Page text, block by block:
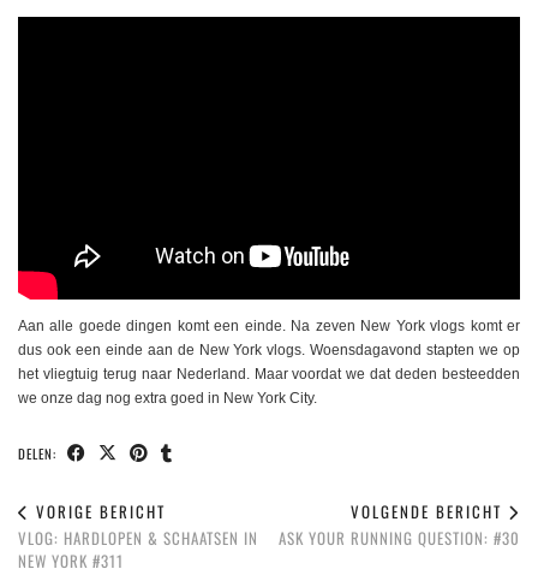
Aan alle goede dingen komt een einde. Na zeven New York vlogs komt er
dus ook een einde aan de New York vlogs. Woensdagavond stapten we op
het vliegtuig terug naar Nederland. Maar voordat we dat deden besteedden
we onze dag nog extra goed in New York City.
DELEN:
VORIGE BERICHT
VLOG: HARDLOPEN & SCHAATSEN IN
NEW YORK #311
VOLGENDE BERICHT
ASK YOUR RUNNING QUESTION: #30